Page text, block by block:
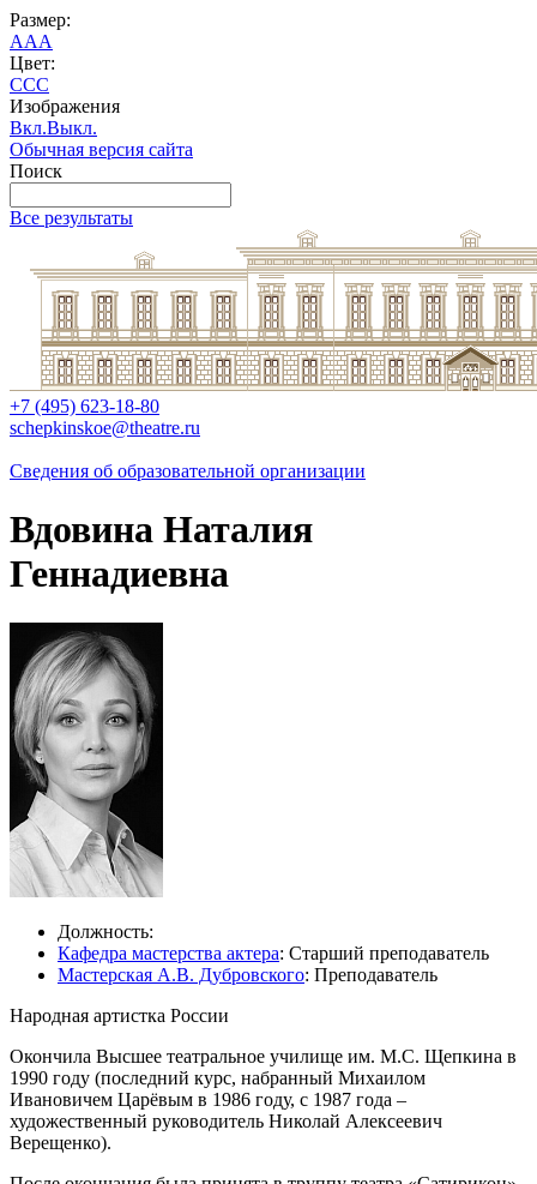
Размер:
AAA
Цвет:
CCC
Изображения
Вкл.Выкл.
Обычная версия сайта
Поиск
Все результаты
+7 (495) 623-18-80
schepkinskoe@theatre.ru
Сведения об образовательной организации
Вдовина Наталия
Геннадиевна
Должность:
Кафедра мастерства актера: Старший преподаватель
Мастерская А.В. Дубровского: Преподаватель
Народная артистка России
Окончила Высшее театральное училище им. М.С. Щепкина в
1990 году (последний курс, набранный Михаилом
Ивановичем Царёвым в 1986 году, с 1987 года –
художественный руководитель Николай Алексеевич
Верещенко).